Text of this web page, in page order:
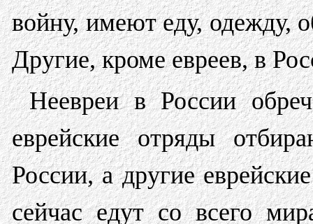
войну, имеют еду, одежду,
Другие, кроме евреев, в
Неевреи в России
еврейские отряды
России, а другие
сейчас едут со всего